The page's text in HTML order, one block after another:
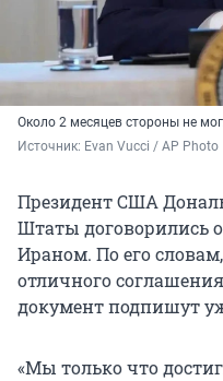
Около 2 месяцев стороны не
Источник: Evan Vucci / AP Photo
Президент США
Штаты договорились
Ираном. По его
отличного
документ подпишут
«Мы только что